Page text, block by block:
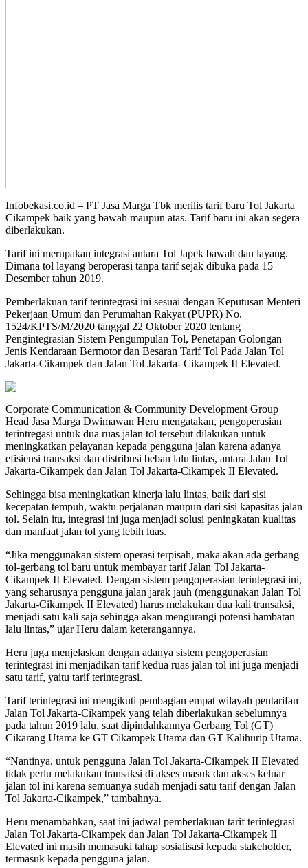
Infobekasi.co.id – PT Jasa Marga Tbk merilis tarif baru Tol Jakarta
Cikampek baik yang bawah maupun atas. Tarif baru ini akan segera
diberlakukan.
Tarif ini merupakan integrasi antara Tol Japek bawah dan layang.
Dimana tol layang beroperasi tanpa tarif sejak dibuka pada 15
Desember tahun 2019.
Pemberlakuan tarif terintegrasi ini sesuai dengan Keputusan Menteri
Pekerjaan Umum dan Perumahan Rakyat (PUPR) No.
1524/KPTS/M/2020 tanggal 22 Oktober 2020 tentang
Pengintegrasian Sistem Pengumpulan Tol, Penetapan Golongan
Jenis Kendaraan Bermotor dan Besaran Tarif Tol Pada Jalan Tol
Jakarta-Cikampek dan Jalan Tol Jakarta- Cikampek II Elevated.
Corporate Communication & Community Development Group
Head Jasa Marga Dwimawan Heru mengatakan, pengoperasian
terintregasi untuk dua ruas jalan tol tersebut dilakukan untuk
meningkatkan pelayanan kepada pengguna jalan karena adanya
efisiensi transaksi dan distribusi beban lalu lintas, antara Jalan Tol
Jakarta-Cikampek dan Jalan Tol Jakarta-Cikampek II Elevated.
Sehingga bisa meningkatkan kinerja lalu lintas, baik dari sisi
kecepatan tempuh, waktu perjalanan maupun dari sisi kapasitas jalan
tol. Selain itu, integrasi ini juga menjadi solusi peningkatan kualitas
dan manfaat jalan tol yang lebih luas.
“Jika menggunakan sistem operasi terpisah, maka akan ada gerbang
tol-gerbang tol baru untuk membayar tarif Jalan Tol Jakarta-
Cikampek II Elevated. Dengan sistem pengoperasian terintegrasi ini,
yang seharusnya pengguna jalan jarak jauh (menggunakan Jalan Tol
Jakarta-Cikampek II Elevated) harus melakukan dua kali transaksi,
menjadi satu kali saja sehingga akan mengurangi potensi hambatan
lalu lintas,” ujar Heru dalam keterangannya.
Heru juga menjelaskan dengan adanya sistem pengoperasian
terintegrasi ini menjadikan tarif kedua ruas jalan tol ini juga menjadi
satu tarif, yaitu tarif terintegrasi.
Tarif terintegrasi ini mengikuti pembagian empat wilayah pentarifan
Jalan Tol Jakarta-Cikampek yang telah diberlakukan sebelumnya
pada tahun 2019 lalu, saat dipindahkannya Gerbang Tol (GT)
Cikarang Utama ke GT Cikampek Utama dan GT Kalihurip Utama.
“Nantinya, untuk pengguna Jalan Tol Jakarta-Cikampek II Elevated
tidak perlu melakukan transaksi di akses masuk dan akses keluar
jalan tol ini karena semuanya sudah menjadi satu tarif dengan Jalan
Tol Jakarta-Cikampek,” tambahnya.
Heru menambahkan, saat ini jadwal pemberlakuan tarif terintegrasi
Jalan Tol Jakarta-Cikampek dan Jalan Tol Jakarta-Cikampek II
Elevated ini masih memasuki tahap sosialisasi kepada stakeholder,
termasuk kepada pengguna jalan.